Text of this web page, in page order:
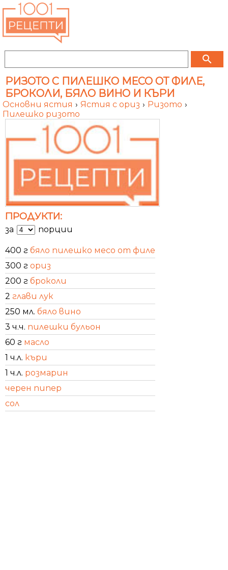
search
РИЗОТО С ПИЛЕШКО МЕСО ОТ ФИЛЕ,
БРОКОЛИ, БЯЛО ВИНО И КЪРИ
Основни ястия › Ястия с ориз › Ризото ›
Пилешко ризото
ПРОДУКТИ:
за порции
400 г бяло пилешко месо от филе
300 г ориз
200 г броколи
2 глави лук
250 мл. бяло вино
3 ч.ч. пилешки бульон
60 г масло
1 ч.л. къри
1 ч.л. розмарин
черен пипер
сол